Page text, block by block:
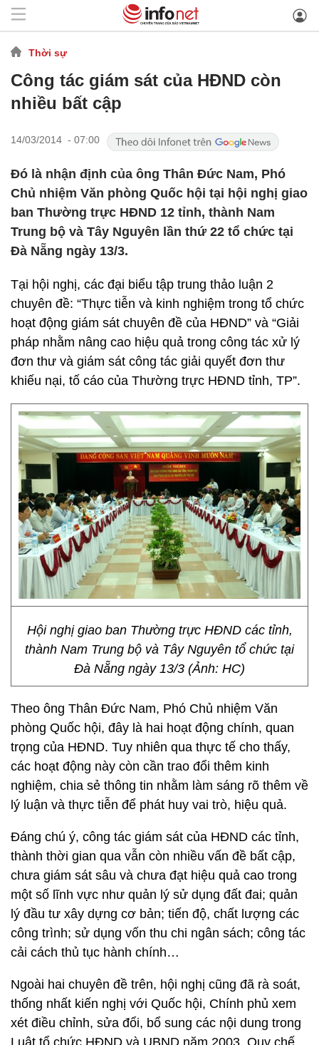
Thời sự
Công tác giám sát của HĐND còn
nhiều bất cập
14/03/2014 - 07:00
Đó là nhận định của ông Thân Đức Nam, Phó
Chủ nhiệm Văn phòng Quốc hội tại hội nghị giao
ban Thường trực HĐND 12 tỉnh, thành Nam
Trung bộ và Tây Nguyên lần thứ 22 tổ chức tại
Đà Nẵng ngày 13/3.
Tại hội nghị, các đại biểu tập trung thảo luận 2
chuyên đề: “Thực tiễn và kinh nghiệm trong tổ chức
hoạt động giám sát chuyên đề của HĐND” và “Giải
pháp nhằm nâng cao hiệu quả trong công tác xử lý
đơn thư và giám sát công tác giải quyết đơn thư
khiếu nại, tố cáo của Thường trực HĐND tỉnh, TP”.
Hội nghị giao ban Thường trực HĐND các tỉnh,
thành Nam Trung bộ và Tây Nguyên tổ chức tại
Đà Nẵng ngày 13/3 (Ảnh: HC)
Theo ông Thân Đức Nam, Phó Chủ nhiệm Văn
phòng Quốc hội, đây là hai hoạt động chính, quan
trọng của HĐND. Tuy nhiên qua thực tế cho thấy,
các hoạt động này còn cần trao đổi thêm kinh
nghiệm, chia sẻ thông tin nhằm làm sáng rõ thêm về
lý luận và thực tiễn để phát huy vai trò, hiệu quả.
Đáng chú ý, công tác giám sát của HĐND các tỉnh,
thành thời gian qua vẫn còn nhiều vấn đề bất cập,
chưa giám sát sâu và chưa đạt hiệu quả cao trong
một số lĩnh vực như quản lý sử dụng đất đai; quản
lý đầu tư xây dựng cơ bản; tiến độ, chất lượng các
công trình; sử dụng vốn thu chi ngân sách; công tác
cải cách thủ tục hành chính…
Ngoài hai chuyên đề trên, hội nghị cũng đã rà soát,
thống nhất kiến nghị với Quốc hội, Chính phủ xem
xét điều chỉnh, sửa đổi, bổ sung các nội dung trong
Luật tổ chức HĐND và UBND năm 2003, Quy chế